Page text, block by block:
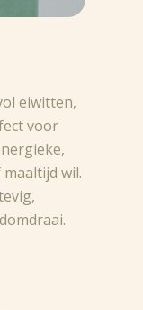
eiwitten,
voor
wil.